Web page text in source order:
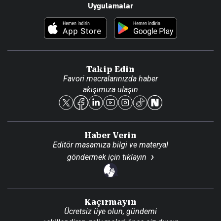
Foto Haber
Künye
Reklam Ver
Uygulamalar
Takip Edin
Favori mecralarınızda haber
akışımıza ulaşın
Haber Verin
Editör masamıza bilgi ve materyal
göndermek için tıklayın
Kaçırmayın
Ücretsiz üye olun, gündemi